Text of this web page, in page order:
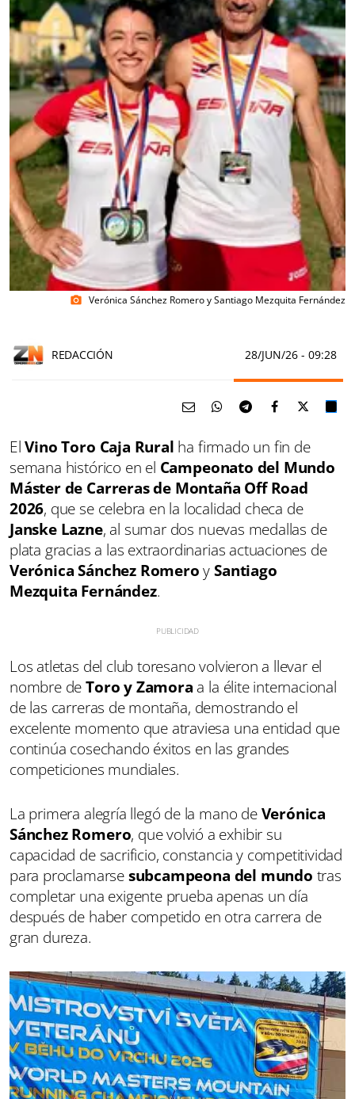
photo_camera Verónica Sánchez Romero y Santiago Mezquita Fernández
REDACCIÓN 28/JUN/26 - 09:28
ElVino Toro Caja Rural ha firmado un fin de
semana histórico en el Campeonato del Mundo
Máster de Carreras de Montaña Off Road
2026, que se celebra en la localidad checa de
Janske Lazne, al sumar dos nuevas medallas de
plata gracias a las extraordinarias actuaciones de
Verónica Sánchez RomeroySantiago
Mezquita Fernández.
Los atletas del club toresano volvieron a llevar el
nombre deToro y Zamora a la élite internacional
de las carreras de montaña, demostrando el
excelente momento que atraviesa una entidad que
continúa cosechando éxitos en las grandes
competiciones mundiales.
La primera alegría llegó de la mano deVerónica
Sánchez Romero, que volvió a exhibir su
capacidad de sacrificio, constancia y competitividad
para proclamarsesubcampeona del mundo tras
completar una exigente prueba apenas un día
después de haber competido en otra carrera de
gran dureza.